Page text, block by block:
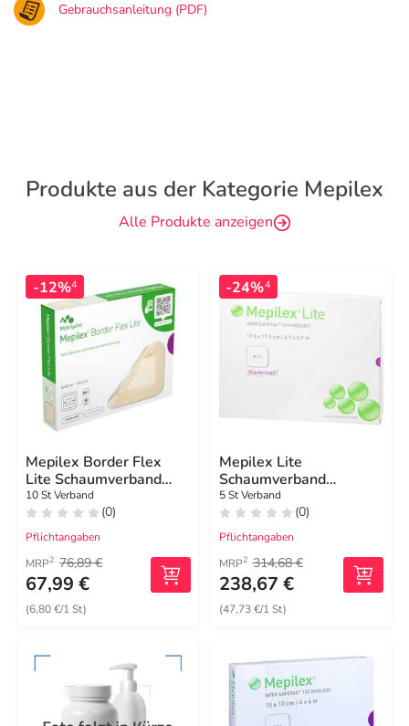
Gebrauchsanleitung (PDF)
Produkte aus der Kategorie Mepilex
Alle Produkte anzeigen
-12%4
Mepilex Border Flex
Lite Schaumverband
4x5 cm
10 St Verband
(0)
Pflichtangaben
MRP2 76,89 €
67,99 €
(6,80 €/1 St)
-24%4
Mepilex Lite
Schaumverband
17,5x17,5cm steril
5 St Verband
(0)
Pflichtangaben
MRP2 314,68 €
238,67 €
(47,73 €/1 St)